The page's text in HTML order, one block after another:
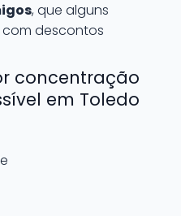
, que alguns
descontos
concentração
em Toledo